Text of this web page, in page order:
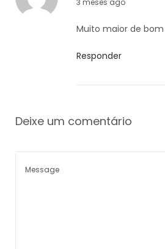
Muito maior de bom
Responder
Deixe um comentário